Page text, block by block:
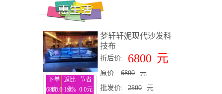
下单
价
6800.0
返比
例
1.0%
节省
0.0元
梦轩轩妮现代沙发科
技布
折后价: 6800 元
原价: 6800
元
批发价:
2800
元